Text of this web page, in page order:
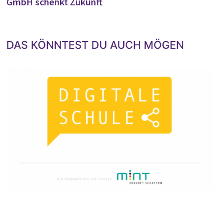
DAS KÖNNTEST DU AUCH MÖGEN